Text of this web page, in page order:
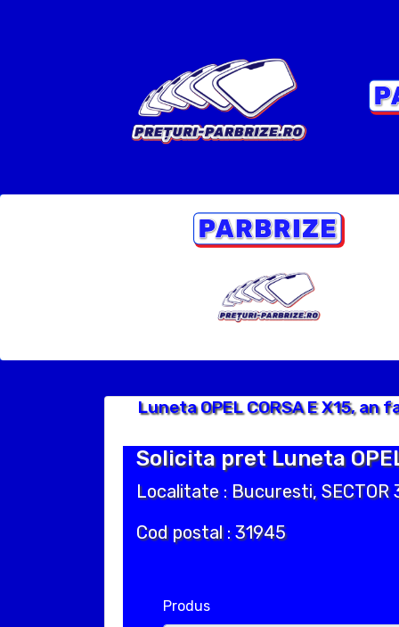
Luneta OPEL CORSA E X15,
Solicita pret Luneta
Localitate : Bucuresti, SECTOR
Cod postal : 31945
Produs